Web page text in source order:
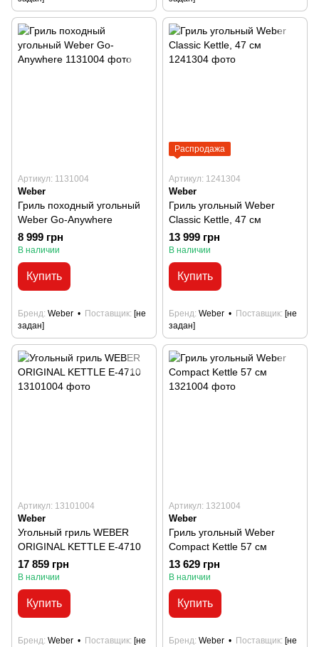
Артикул: 1131004
Weber
Гриль походный угольный
Weber Go-Anywhere
8 999 грн
В наличии
Купить
Бренд Weber Поставщик [не
задан]
Распродажа
Артикул: 1241304
Weber
Гриль угольный Weber
Classic Kettle, 47 см
13 999 грн
В наличии
Купить
Бренд Weber Поставщик [не
задан]
Артикул: 13101004
Weber
Угольный гриль WEBER
ORIGINAL KETTLE Е-4710
17 859 грн
В наличии
Купить
Бренд Weber Поставщик [не
Артикул: 1321004
Weber
Гриль угольный Weber
Compact Kettle 57 см
13 629 грн
В наличии
Купить
Бренд Weber Поставщик [не